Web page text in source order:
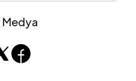
Medya